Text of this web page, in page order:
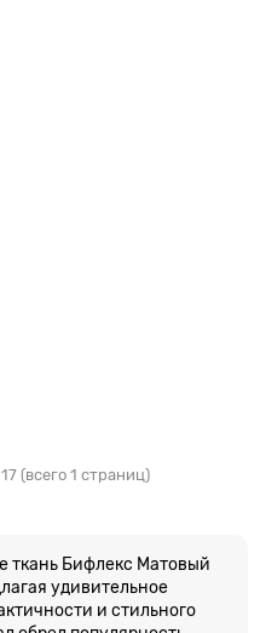
(всего 1 страниц)
ткань Бифлекс Матовый
удивительное
и стильного